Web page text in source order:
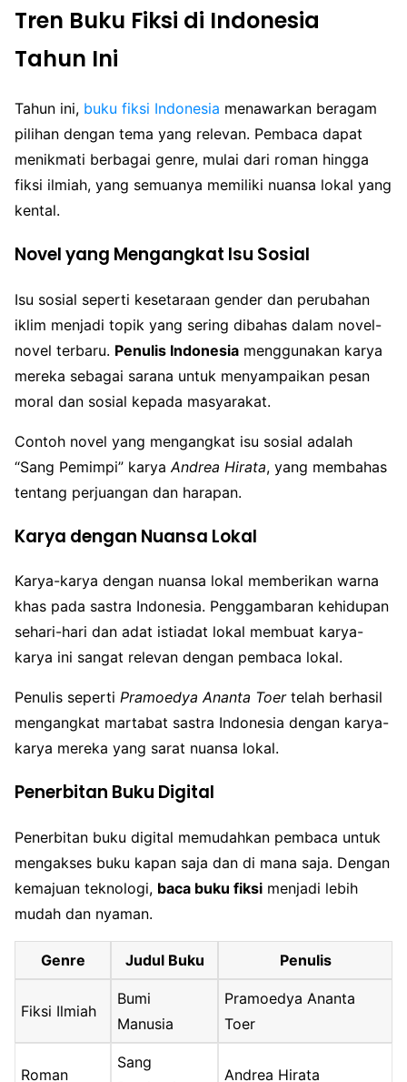
Tren Buku Fiksi di Indonesia
Tahun Ini
Tahun ini, buku fiksi Indonesia menawarkan beragam
pilihan dengan tema yang relevan. Pembaca dapat
menikmati berbagai genre, mulai dari roman hingga
fiksi ilmiah, yang semuanya memiliki nuansa lokal yang
kental.
Novel yang Mengangkat Isu Sosial
Isu sosial seperti kesetaraan gender dan perubahan
iklim menjadi topik yang sering dibahas dalam novel-
novel terbaru. Penulis Indonesia menggunakan karya
mereka sebagai sarana untuk menyampaikan pesan
moral dan sosial kepada masyarakat.
Contoh novel yang mengangkat isu sosial adalah
“Sang Pemimpi” karya Andrea Hirata, yang membahas
tentang perjuangan dan harapan.
Karya dengan Nuansa Lokal
Karya-karya dengan nuansa lokal memberikan warna
khas pada sastra Indonesia. Penggambaran kehidupan
sehari-hari dan adat istiadat lokal membuat karya-
karya ini sangat relevan dengan pembaca lokal.
Penulis seperti Pramoedya Ananta Toertelah berhasil
mengangkat martabat sastra Indonesia dengan karya-
karya mereka yang sarat nuansa lokal.
Penerbitan Buku Digital
Penerbitan buku digital memudahkan pembaca untuk
mengakses buku kapan saja dan di mana saja. Dengan
kemajuan teknologi, baca buku fiksi menjadi lebih
mudah dan nyaman.
Genre Judul Buku Penulis
Fiksi Ilmiah
Bumi
Manusia
Pramoedya Ananta
Toer
Roman
Sang
Andrea Hirata